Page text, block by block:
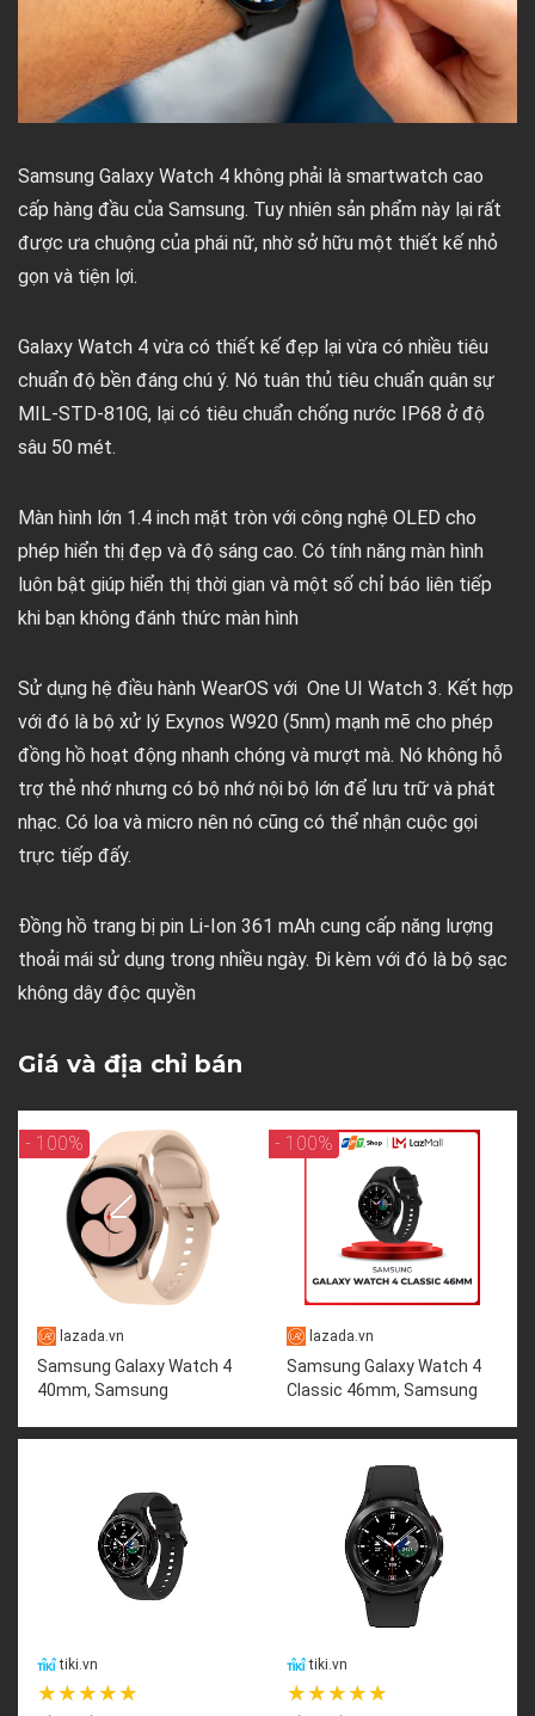
Samsung Galaxy Watch 4 không phải là smartwatch cao
cấp hàng đầu của Samsung. Tuy nhiên sản phẩm này lại rất
được ưa chuộng của phái nữ, nhờ sở hữu một thiết kế nhỏ
gọn và tiện lợi.
Galaxy Watch 4 vừa có thiết kế đẹp lại vừa có nhiều tiêu
chuẩn độ bền đáng chú ý. Nó tuân thủ tiêu chuẩn quân sự
MIL-STD-810G, lại có tiêu chuẩn chống nước IP68 ở độ
sâu 50 mét.
Màn hình lớn 1.4 inch mặt tròn với công nghệ OLED cho
phép hiển thị đẹp và độ sáng cao. Có tính năng màn hình
luôn bật giúp hiển thị thời gian và một số chỉ báo liên tiếp
khi bạn không đánh thức màn hình
Sử dụng hệ điều hành WearOS với One UI Watch 3. Kết hợp
với đó là bộ xử lý Exynos W920 (5nm) mạnh mẽ cho phép
đồng hồ hoạt động nhanh chóng và mượt mà. Nó không hỗ
trợ thẻ nhớ nhưng có bộ nhớ nội bộ lớn để lưu trữ và phát
nhạc. Có loa và micro nên nó cũng có thể nhận cuộc gọi
trực tiếp đấy.
Đồng hồ trang bị pin Li-Ion 361 mAh cung cấp năng lượng
thoải mái sử dụng trong nhiều ngày. Đi kèm với đó là bộ sạc
không dây độc quyền
Giá và địa chỉ bán
- 100%
lazada.vn
Samsung Galaxy Watch 4
40mm, Samsung
- 100%
lazada.vn
Samsung Galaxy Watch 4
Classic 46mm, Samsung
tiki.vn
★★★★★
tiki.vn
★★★★★